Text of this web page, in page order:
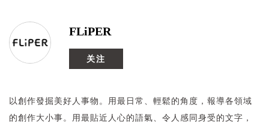
FLiPER
关注
以創作發掘美好人事物。用最日常、輕鬆的角度，報導各領域
的創作大小事。用最貼近人心的語氣、令人感同身受的文字，